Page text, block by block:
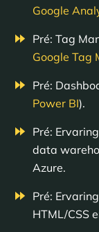
Google
Pré: Tag
Google Tag
Pré:
Power BI).
Pré:
data
Azure.
Pré:
HTML/CSS